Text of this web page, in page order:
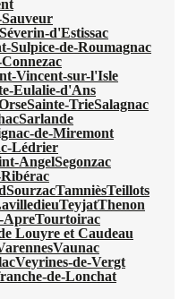
d'Estissac
Sulpice-de-Roumagnac
Vincent-sur-l'Isle
Eulalie-d'Ans
Sainte-TrieSalagnac
Sarlande
de-Miremont
Lédrier
AngelSegonzac
SourzacTamnièsTeillots
TeyjatThenon
ApreTourtoirac
Louyre et Caudeau
Vaunac
Veyrines-de-Vergt
de-Lonchat